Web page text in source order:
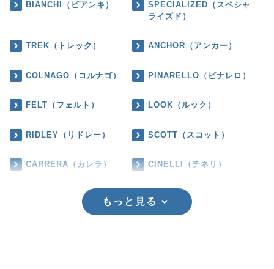
BIANCHI（ビアンキ）
SPECIALIZED（スペシャ
ライズド）
TREK（トレック） ANCHOR（アンカー）
COLNAGO（コルナゴ） PINARELLO（ピナレロ）
FELT（フェルト） LOOK（ルック）
RIDLEY（リドレー） SCOTT（スコット）
CARRERA（カレラ） CINELLI（チネリ）
もっと見る